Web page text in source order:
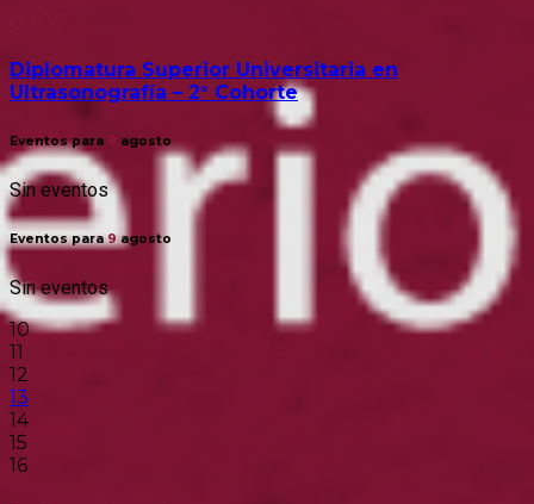
Diplomatura Superior Universitaria en
Ultrasonografía – 2° Cohorte
Eventos para agosto
Sin eventos
Eventos para9agosto
Sin eventos
10
11
12
13
14
15
16